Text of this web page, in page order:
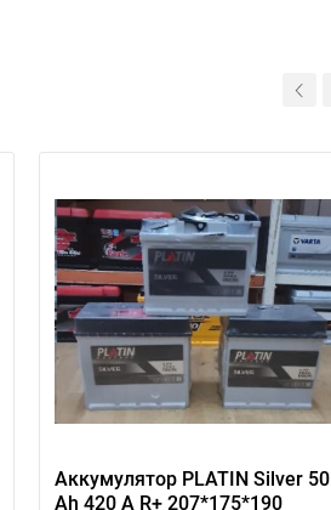
Аккумулятор PLATIN Silver 50
Ah 420 A R+ 207*175*190